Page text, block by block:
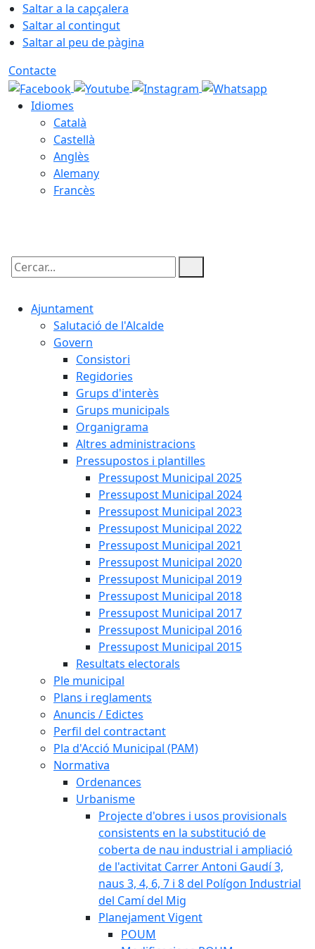
Saltar a la capçalera
Saltar al contingut
Saltar al peu de pàgina
Contacte
Idiomes
Català
Castellà
Anglès
Alemany
Francès
Cercar:
Ajuntament
Salutació de l'Alcalde
Govern
Consistori
Regidories
Grups d'interès
Grups municipals
Organigrama
Altres administracions
Pressupostos i plantilles
Pressupost Municipal 2025
Pressupost Municipal 2024
Pressupost Municipal 2023
Pressupost Municipal 2022
Pressupost Municipal 2021
Pressupost Municipal 2020
Pressupost Municipal 2019
Pressupost Municipal 2018
Pressupost Municipal 2017
Pressupost Municipal 2016
Pressupost Municipal 2015
Resultats electorals
Ple municipal
Plans i reglaments
Anuncis / Edictes
Perfil del contractant
Pla d'Acció Municipal (PAM)
Normativa
Ordenances
Urbanisme
Projecte d'obres i usos provisionals
consistents en la substitució de
coberta de nau industrial i ampliació
de l'activitat Carrer Antoni Gaudí 3,
naus 3, 4, 6, 7 i 8 del Polígon Industrial
del Camí del Mig
Planejament Vigent
POUM